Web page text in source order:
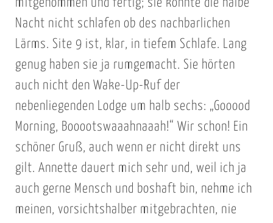
mitgenommen und fertig; sie konnte die halbe
Nacht nicht schlafen ob des nachbarlichen
Lärms. Site 9 ist, klar, in tiefem Schlafe. Lang
genug haben sie ja rumgemacht. Sie hörten
auch nicht den Wake-Up-Ruf der
nebenliegenden Lodge um halb sechs: „Gooood
Morning, Booootswaaahnaaah!“ Wir schon! Ein
schöner Gruß, auch wenn er nicht direkt uns
gilt. Annette dauert mich sehr und, weil ich ja
auch gerne Mensch und boshaft bin, nehme ich
meinen, vorsichtshalber mitgebrachten, nie